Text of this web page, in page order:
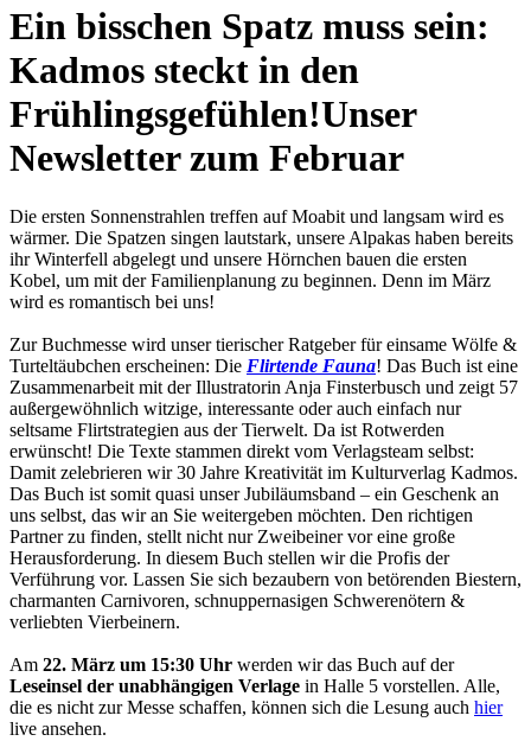
Ein bisschen Spatz muss sein:
Kadmos steckt in den
Frühlingsgefühlen!Unser
Newsletter zum Februar
Die ersten Sonnenstrahlen treffen auf Moabit und langsam wird es
wärmer. Die Spatzen singen lautstark, unsere Alpakas haben bereits
ihr Winterfell abgelegt und unsere Hörnchen bauen die ersten
Kobel, um mit der Familienplanung zu beginnen. Denn im März
wird es romantisch bei uns!
Zur Buchmesse wird unser tierischer Ratgeber für einsame Wölfe &
Turteltäubchen erscheinen: Die Flirtende Fauna! Das Buch ist eine
Zusammenarbeit mit der Illustratorin Anja Finsterbusch und zeigt 57
außergewöhnlich witzige, interessante oder auch einfach nur
seltsame Flirtstrategien aus der Tierwelt. Da ist Rotwerden
erwünscht! Die Texte stammen direkt vom Verlagsteam selbst:
Damit zelebrieren wir 30 Jahre Kreativität im Kulturverlag Kadmos.
Das Buch ist somit quasi unser Jubiläumsband – ein Geschenk an
uns selbst, das wir an Sie weitergeben möchten. Den richtigen
Partner zu finden, stellt nicht nur Zweibeiner vor eine große
Herausforderung. In diesem Buch stellen wir die Profis der
Verführung vor. Lassen Sie sich bezaubern von betörenden Biestern,
charmanten Carnivoren, schnuppernasigen Schwerenötern &
verliebten Vierbeinern.
Am 22. März um 15:30 Uhr werden wir das Buch auf der
Leseinsel der unabhängigen Verlage in Halle 5 vorstellen. Alle,
die es nicht zur Messe schaffen, können sich die Lesung auch hier
live ansehen.